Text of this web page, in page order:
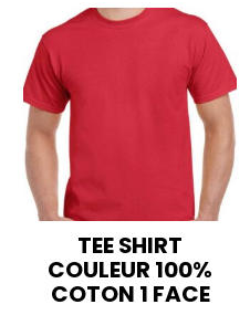
TEE SHIRT
COULEUR 100%
COTON 1 FACE